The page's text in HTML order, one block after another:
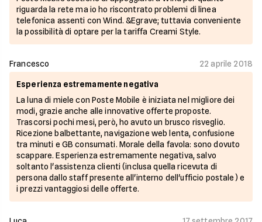
riguarda la rete ma io ho riscontrato problemi di linea
telefonica assenti con Wind. &Egrave; tuttavia conveniente
la possibilità di optare per la tariffa Creami Style.
Francesco 22 aprile 2018
Esperienza estremamente negativa
La luna di miele con Poste Mobile è iniziata nel migliore dei
modi, grazie anche alle innovative offerte proposte.
Trascorsi pochi mesi, però, ho avuto un brusco risveglio.
Ricezione balbettante, navigazione web lenta, confusione
tra minuti e GB consumati. Morale della favola: sono dovuto
scappare. Esperienza estremamente negativa, salvo
soltanto l'assistenza clienti (inclusa quella ricevuta di
persona dallo staff presente all'interno dell'ufficio postale) e
i prezzi vantaggiosi delle offerte.